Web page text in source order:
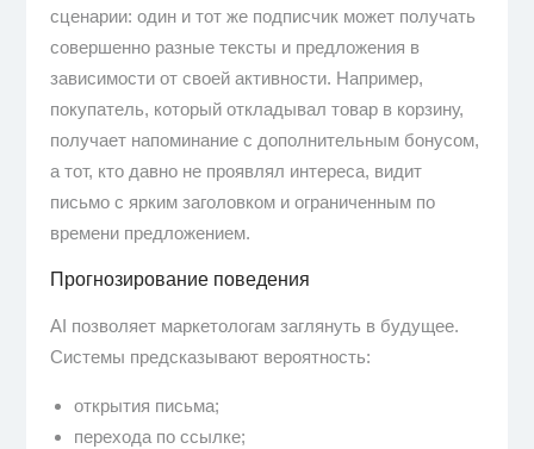
сценарии: один и тот же подписчик может получать
совершенно разные тексты и предложения в
зависимости от своей активности. Например,
покупатель, который откладывал товар в корзину,
получает напоминание с дополнительным бонусом,
а тот, кто давно не проявлял интереса, видит
письмо с ярким заголовком и ограниченным по
времени предложением.
Прогнозирование поведения
AI позволяет маркетологам заглянуть в будущее.
Системы предсказывают вероятность:
открытия письма;
перехода по ссылке;